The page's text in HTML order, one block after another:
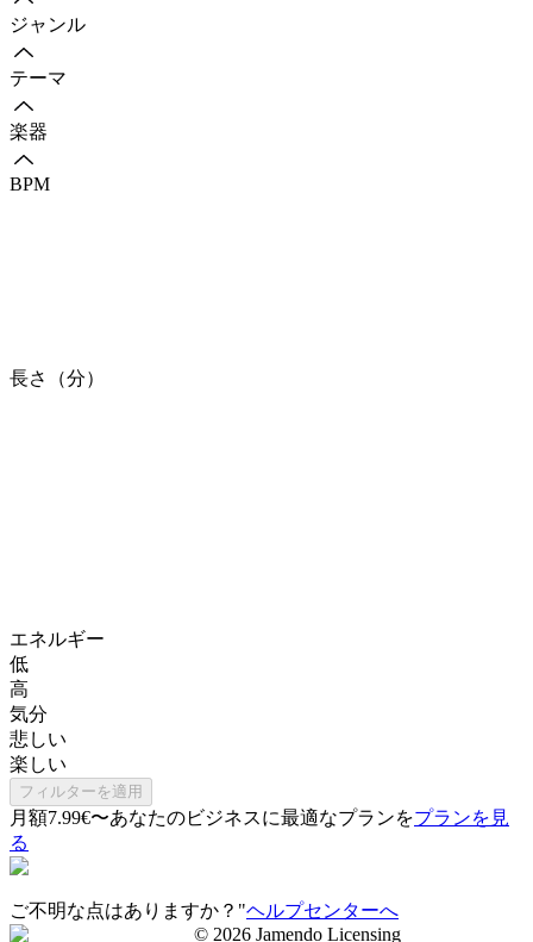
ジャンル
テーマ
楽器
BPM
長さ（分）
エネルギー
低
高
気分
悲しい
楽しい
フィルターを適用
月額7.99€〜あなたのビジネスに最適なプランをプランを見
る
ご不明な点はありますか？"ヘルプセンターへ
© 2026 Jamendo Licensing